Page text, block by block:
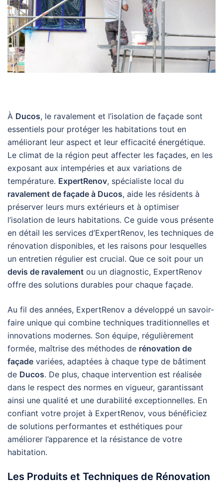
À Ducos, le ravalement et l’isolation de façade sont
essentiels pour protéger les habitations tout en
améliorant leur aspect et leur efficacité énergétique.
Le climat de la région peut affecter les façades, en les
exposant aux intempéries et aux variations de
température. ExpertRenov, spécialiste local du
ravalement de façade à Ducos, aide les résidents à
préserver leurs murs extérieurs et à optimiser
l’isolation de leurs habitations. Ce guide vous présente
en détail les services d’ExpertRenov, les techniques de
rénovation disponibles, et les raisons pour lesquelles
un entretien régulier est crucial. Que ce soit pour un
devis de ravalement ou un diagnostic, ExpertRenov
offre des solutions durables pour chaque façade.
Au fil des années, ExpertRenov a développé un savoir-
faire unique qui combine techniques traditionnelles et
innovations modernes. Son équipe, régulièrement
formée, maîtrise des méthodes de rénovation de
façade variées, adaptées à chaque type de bâtiment
de Ducos. De plus, chaque intervention est réalisée
dans le respect des normes en vigueur, garantissant
ainsi une qualité et une durabilité exceptionnelles. En
confiant votre projet à ExpertRenov, vous bénéficiez
de solutions performantes et esthétiques pour
améliorer l’apparence et la résistance de votre
habitation.
Les Produits et Techniques de Rénovation